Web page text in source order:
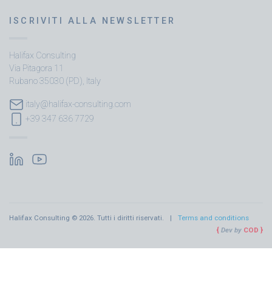
ISCRIVITI ALLA NEWSLETTER
Halifax Consulting
Via Pitagora 11
Rubano 35030 (PD), Italy
italy@halifax-consulting.com
+39 347 636 7729
Halifax Consulting © 2026. Tutti i diritti riservati.
Terms and conditions
Dev by COD